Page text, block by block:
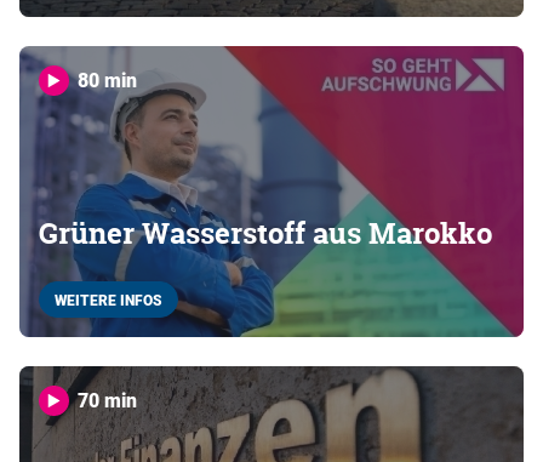
80 min
Grüner Wasserstoff aus Marokko
WEITERE INFOS
70 min